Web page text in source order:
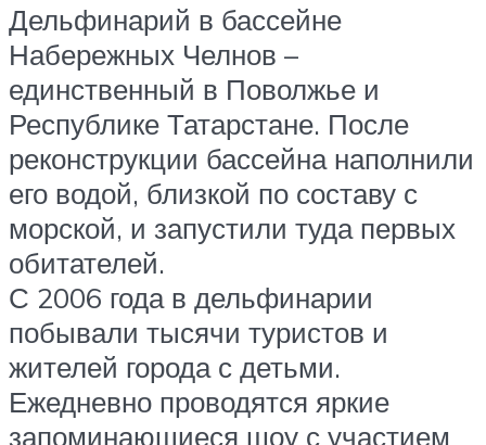
Дельфинарий в бассейне
Набережных Челнов –
единственный в Поволжье и
Республике Татарстане. После
реконструкции бассейна наполнили
его водой, близкой по составу с
морской, и запустили туда первых
обитателей.
С 2006 года в дельфинарии
побывали тысячи туристов и
жителей города с детьми.
Ежедневно проводятся яркие
запоминающиеся шоу с участием